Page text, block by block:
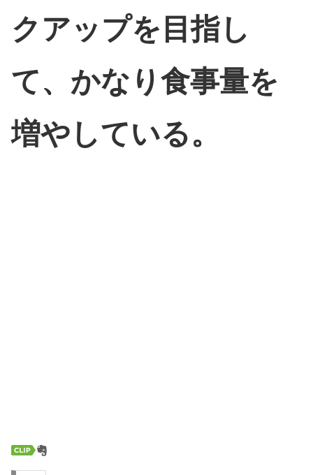
クアップを目指し
て、かなり食事量を
増やしている。